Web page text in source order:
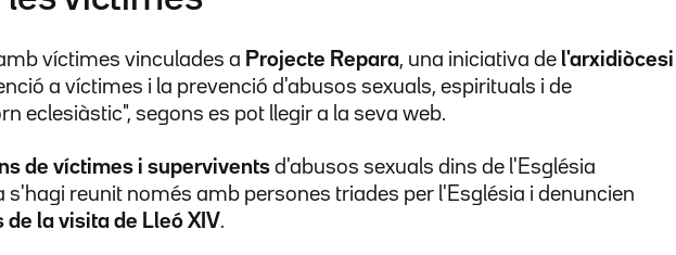
víctimes vinculades a Projecte Repara, una iniciativa de l'arxidiòcesi
a víctimes i la prevenció d'abusos sexuals, espirituals i de
eclesiàstic", segons es pot llegir a la seva web.
de víctimes i supervivents d'abusos sexuals dins de l'Església
s'hagi reunit només amb persones triades per l'Església i denuncien
de la visita de Lleó XIV.